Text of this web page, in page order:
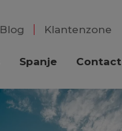
Blog Klantenzone
Spanje Contact